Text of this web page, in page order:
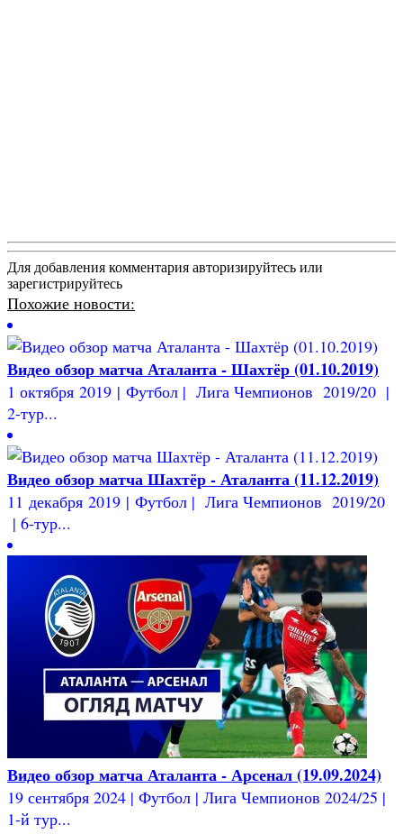
Для добавления комментария авторизируйтесь или
зарегистрируйтесь
Похожие новости:
Видео обзор матча Аталанта - Шахтёр (01.10.2019)
1 октября 2019 | Футбол | Лига Чемпионов 2019/20 |
2-тур...
Видео обзор матча Шахтёр - Аталанта (11.12.2019)
11 декабря 2019 | Футбол | Лига Чемпионов 2019/20
| 6-тур...
Видео обзор матча Аталанта - Арсенал (19.09.2024)
19 сентября 2024 | Футбол | Лига Чемпионов 2024/25 |
1-й тур...